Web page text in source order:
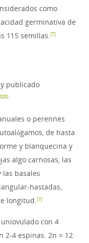
como
germinativa de
115 semillas.[7]
y publicado
][9]
o perennes
de hasta
y blanquecina y
algo carnosas, las
las basales
hastadas,
longitud.[7]
con 4
4 espinas. 2n = 12.